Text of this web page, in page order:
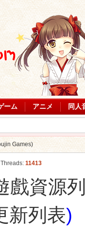
ーム アニメ 同人
Games)
Threads: 11413
戲資源
新列表)